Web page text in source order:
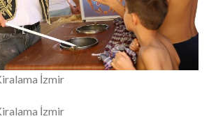
İzmir
İzmir